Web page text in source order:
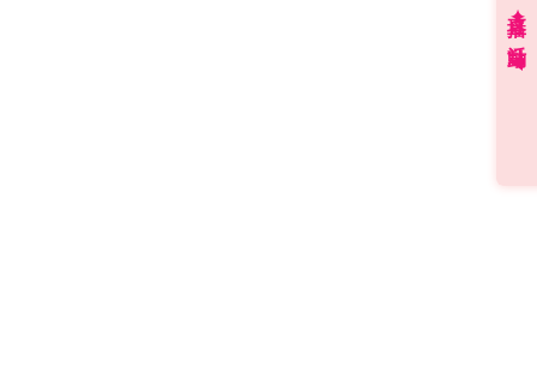
直播✦活動